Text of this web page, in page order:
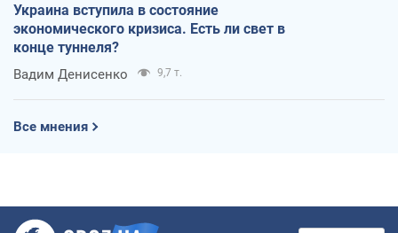
Украина вступила в состояние
экономического кризиса. Есть ли свет в
конце туннеля?
Вадим Денисенко 9,7 т.
Все мнения